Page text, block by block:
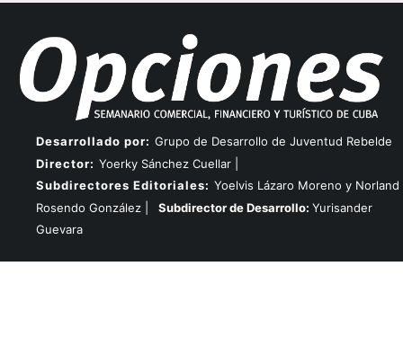
Desarrollado por: Grupo de Desarrollo de Juventud Rebelde
Director: Yoerky Sánchez Cuellar |
Subdirectores Editoriales: Yoelvis Lázaro Moreno y Norland
Rosendo González |
Subdirector de Desarrollo: Yurisander
Guevara